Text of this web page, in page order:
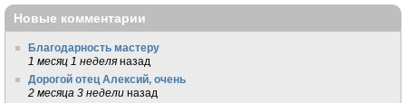
Новые комментарии
Благодарность мастеру
1 месяц 1 неделя назад
Дорогой отец Алексий, очень
2 месяца 3 недели назад